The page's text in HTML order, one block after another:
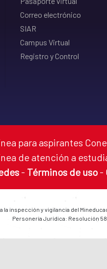
Correo electrónico
SIAR
Campus Virtual
Registro y Control
para aspirantes
de atención a
- Términos de uso -
inspección y vigilancia del
Personería Jurídica: Resolución 58